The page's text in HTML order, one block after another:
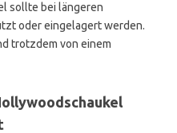
sollte bei längeren
oder eingelagert werden.
trotzdem von einem